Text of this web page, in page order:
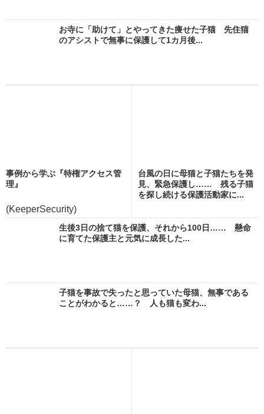
お寺に「助けて」とやってきた痩せた子猫 先住猫
のアシストで無事に保護して1カ月後...
事例から学ぶ『特権アクセス管
理』
(KeeperSecurity)
台風の日に母猫と子猫たちを発
見、緊急保護し…… 残る子猫
を探し続ける保護活動家に...
生後3日の捨て猫を保護、それから100日…… 懸命
に育てた保護主と元気に成長した...
子猫を事故で失ったと思っていた母猫、無事である
ことがわかると……？ 人も猫も変わ...